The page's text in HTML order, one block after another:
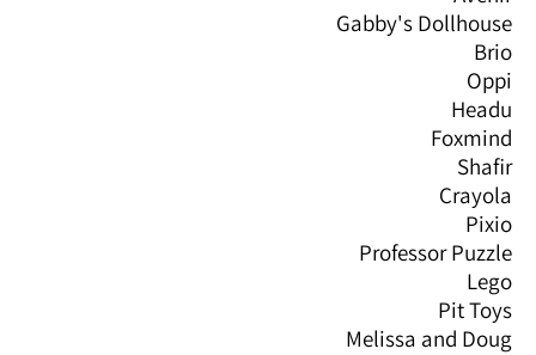
Gabby's Dollhouse
Brio
Oppi
Headu
Foxmind
Shafir
Crayola
Pixio
Professor Puzzle
Lego
Pit Toys
Melissa and Doug